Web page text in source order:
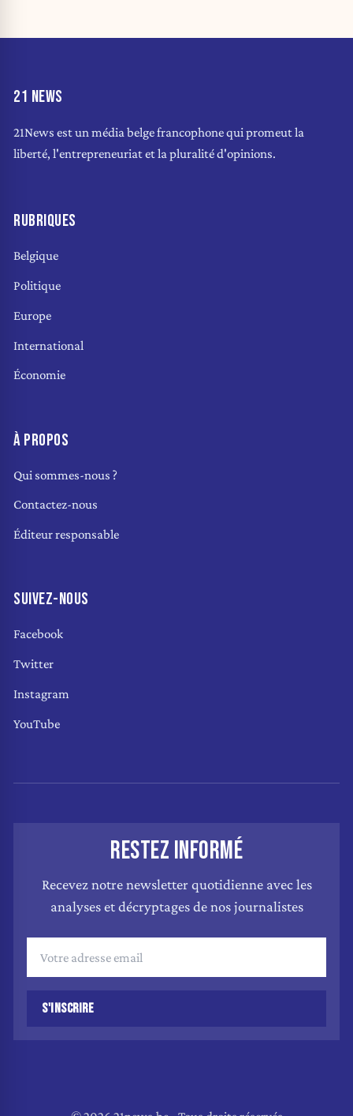
21 NEWS
21News est un média belge francophone qui promeut la
liberté, l'entrepreneuriat et la pluralité d'opinions.
RUBRIQUES
Belgique
Politique
Europe
International
Économie
À PROPOS
Qui sommes-nous ?
Contactez-nous
Éditeur responsable
SUIVEZ-NOUS
Facebook
Twitter
Instagram
YouTube
RESTEZ INFORMÉ
Recevez notre newsletter quotidienne avec les
analyses et décryptages de nos journalistes
S'INSCRIRE